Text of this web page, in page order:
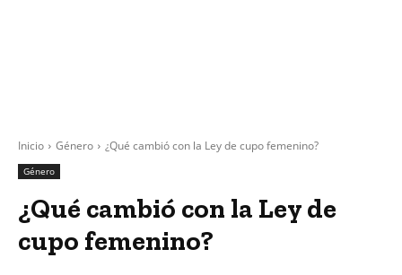
Inicio Género ¿Qué cambió con la Ley de cupo femenino?
Género
¿Qué cambió con la Ley de
cupo femenino?